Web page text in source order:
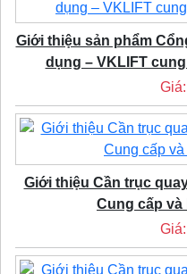
Giới thiệu sản phẩm
dụng – VKLIFT
Giá:
Giới thiệu Cần trục
Cung cấp và
Giá: